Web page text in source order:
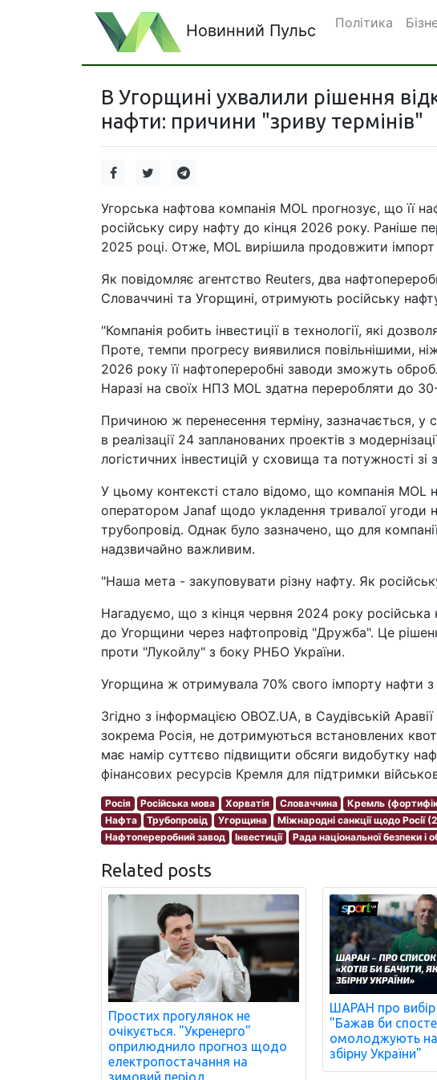
Новинний Пульс Політика
В Угорщині ухвалили рішення
нафти: причини "зриву термінів"
Угорська нафтова компанія MOL прогнозує, що її
російську сиру нафту до кінця 2026 року. Раніше
2025 році. Отже, MOL вирішила продовжити імпорт
Як повідомляє агентство Reuters, два
Словаччині та Угорщині, отримують російську
"Компанія робить інвестиції в технології, які
Проте, темпи прогресу виявилися повільнішими,
2026 року її нафтопереробні заводи зможуть
Наразі на своїх НПЗ MOL здатна переробляти до
Причиною ж перенесення терміну, зазначається, у
в реалізації 24 запланованих проектів з
логістичних інвестицій у сховища та потужності зі
У цьому контексті стало відомо, що компанія MOL
оператором Janaf щодо укладення тривалої угоди
трубопровід. Однак було зазначено, що для
надзвичайно важливим.
"Наша мета - закуповувати різну нафту. Як
Нагадуємо, що з кінця червня 2024 року
до Угорщини через нафтопровід "Дружба". Це
проти "Лукойлу" з боку РНБО України.
Угорщина ж отримувала 70% свого імпорту нафти з
Згідно з інформацією OBOZ.UA, в Саудівській
зокрема Росія, не дотримуються встановлених
має намір суттєво підвищити обсяги видобутку
фінансових ресурсів Кремля для підтримки
Росія Російська мова Хорватія Словаччина Кремль
Нафта
Трубопровід Угорщина Міжнародні санкції щодо Росії
Нафтопереробний завод
Інвестиції Рада національної безпеки і
Related posts
Простих прогулянок не
очікується. "Укренерго"
оприлюднило прогноз щодо
електропостачання на
зимовий період.
ШАРАН про вибір
"Бажав би
омолоджують
збірну України"